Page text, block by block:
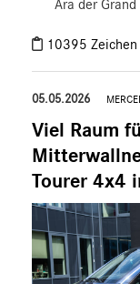
Ära der
10395 Zeichen
05.05.2026
Viel Raum
Tourer 4x4